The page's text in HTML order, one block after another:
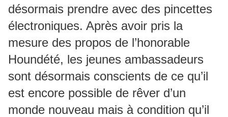
désormais prendre avec des pincettes
électroniques. Après avoir pris la
mesure des propos de l’honorable
Houndété, les jeunes ambassadeurs
sont désormais conscients de ce qu’il
est encore possible de rêver d’un
monde nouveau mais à condition qu’il